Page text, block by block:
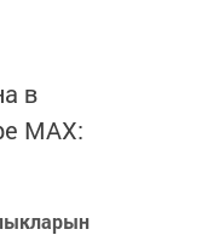
в
MАХ: